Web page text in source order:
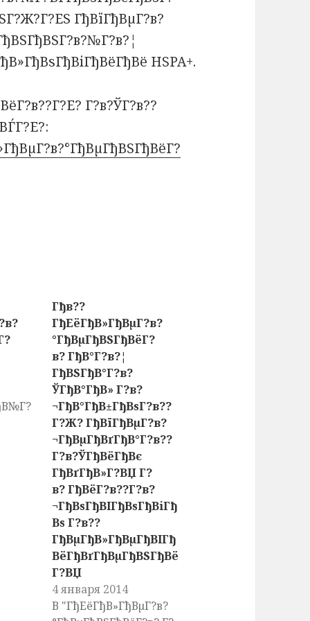
ГђВїГђВµГ?в?
HSPA+.
Г?в?ЎГ?в??
Гђв??
ГђЕёГђВ»ГђВµГ?в?
°ГђВµГђВЅГђВёГ?
в? ГђВ°Г?в?¦
ГђВЅГђВ°Г?в?
ЎГђВ°ГђВ» Г?в?
¬ГђВ°ГђВ±ГђВѕГ?в??
Г?Ж? ГђВїГђВµГ?в?
¬ГђВµГђВґГђВ°Г?в??
Г?в?ЎГђВёГђВє
ГђВґГђВ»Г?ВЏ Г?
в? ГђВёГ?в??Г?в?
¬ГђВѕГђВІГђВѕГђВіГђ
Вѕ Г?в??
ГђВµГђВ»ГђВµГђВІГђ
ВёГђВґГђВµГђВЅГђВё
Г?ВЏ
4 января 2014
В "ГђЕёГђВ»ГђВµГ?в?